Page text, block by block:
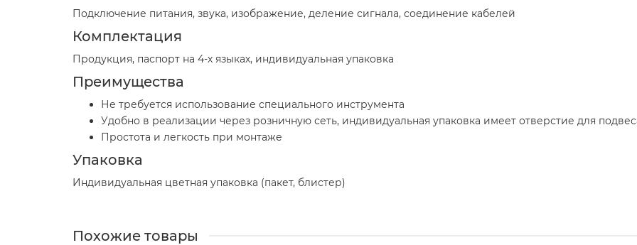
Подключение питания, звука, изображение, деление сигнала, соединение кабелей
Комплектация
Продукция, паспорт на 4-х языках, индивидуальная упаковка
Преимущества
Не требуется использование специального инструмента
Удобно в реализации через розничную сеть, индивидуальная упаковка имеет отверстие для
Простота и легкость при монтаже
Упаковка
Индивидуальная цветная упаковка (пакет, блистер)
Похожие товары